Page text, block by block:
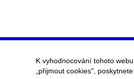
K vyhodnocování tohoto
„přijmout cookies",